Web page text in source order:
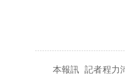
本報訊 記者程力